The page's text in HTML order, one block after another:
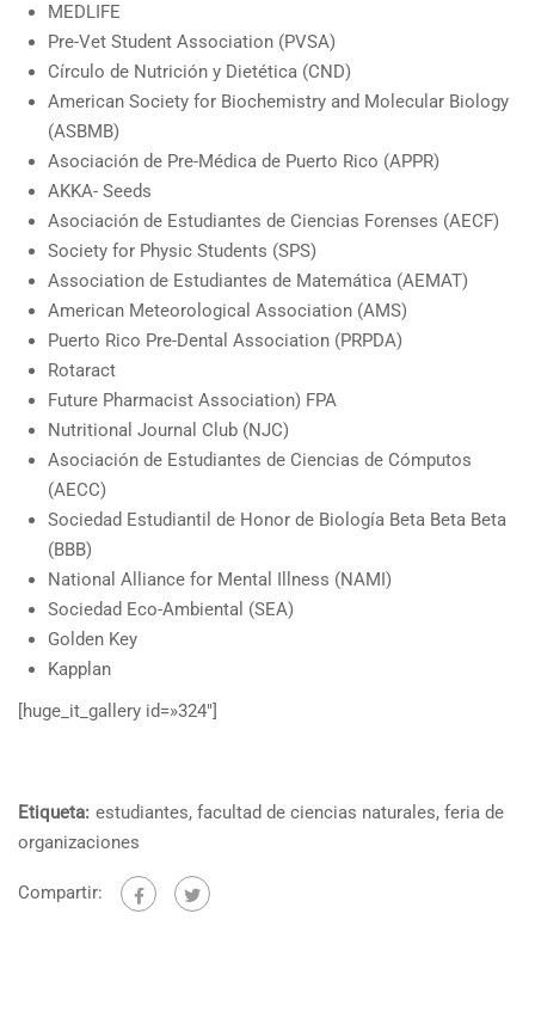
MEDLIFE
Pre-Vet Student Association (PVSA)
Círculo de Nutrición y Dietética (CND)
American Society for Biochemistry and Molecular Biology
(ASBMB)
Asociación de Pre-Médica de Puerto Rico (APPR)
AKKA- Seeds
Asociación de Estudiantes de Ciencias Forenses (AECF)
Society for Physic Students (SPS)
Association de Estudiantes de Matemática (AEMAT)
American Meteorological Association (AMS)
Puerto Rico Pre-Dental Association (PRPDA)
Rotaract
Future Pharmacist Association) FPA
Nutritional Journal Club (NJC)
Asociación de Estudiantes de Ciencias de Cómputos
(AECC)
Sociedad Estudiantil de Honor de Biología Beta Beta Beta
(BBB)
National Alliance for Mental Illness (NAMI)
Sociedad Eco-Ambiental (SEA)
Golden Key
Kapplan
[huge_it_gallery id=»324″]
Etiqueta: estudiantes, facultad de ciencias naturales, feria de
organizaciones
Compartir: